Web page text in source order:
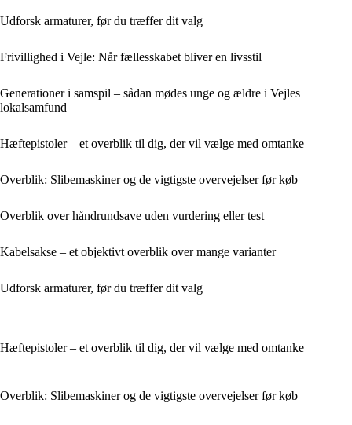
Udforsk armaturer, før du træffer dit valg
Frivillighed i Vejle: Når fællesskabet bliver en livsstil
Generationer i samspil – sådan mødes unge og ældre i Vejles
lokalsamfund
Hæftepistoler – et overblik til dig, der vil vælge med omtanke
Overblik: Slibemaskiner og de vigtigste overvejelser før køb
Overblik over håndrundsave uden vurdering eller test
Kabelsakse – et objektivt overblik over mange varianter
Udforsk armaturer, før du træffer dit valg
Hæftepistoler – et overblik til dig, der vil vælge med omtanke
Overblik: Slibemaskiner og de vigtigste overvejelser før køb